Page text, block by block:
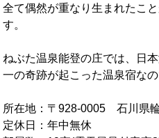
全て偶然が重なり生まれたこ
す。
ねぶた温泉能登の庄では、日
一の奇跡が起こった温泉宿なの
所在地：〒928-0005 石川県
定休日：年中無休